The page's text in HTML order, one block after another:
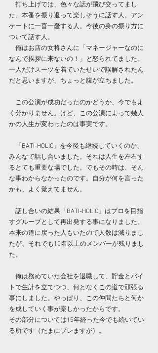
打ち上げでは、色々な話が飛び交ってまし
た。本番を振り返って楽しそうに話す人。アン
ケートに一喜一憂する人。今後の身の振り方に
ついて話す人。
俺はお店の女将さんに「マネージャーなのに
なんで挨拶に来ないの！」と怒られてました。
一人だけスーツを着ていたせいで誤解されたん
だと思いますが、ちょっと腹が立ちました。
この公演が成功だったのかどうか、今でもよ
く分かりません。けど、この公演によって幾人
かの人生が変わったのは事実です。
「BATI-HOLIC」を今後も継続していくのか、
みんなで話し合いました。それは人生を左右す
るとても重要な場でした。でもその時は、そん
な事わからなかったのです。自分が何を言った
かも、よく覚えてません。
話し合いの結果「BATI-HOLIC」はプロを目指
すグループとして再出発する事になりました。
本来の道に戻った人もいたので人数は減りまし
たが、それでも10名以上のメンバーが残りまし
た。
俺は務めていた会社を退職して、貯金とバイ
トで生計を立てつつ、何となくこの道で頑張る
事にしました。やっぱり、この仲間たちと何か
を成していく事が楽しかったからです。
その部分については15年経った今でも続いてい
る所です（たまにブレますが）。